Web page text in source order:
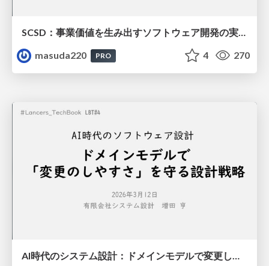
SCSD：事業価値を生み出すソフトウェア開発の実践技法
masuda220
PRO 4 270
AI時代のシステム設計：ドメインモデルで変更しやすさを守る設計戦略